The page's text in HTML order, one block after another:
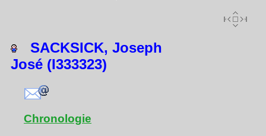
SACKSICK, Joseph
José (I333323)
Chronologie